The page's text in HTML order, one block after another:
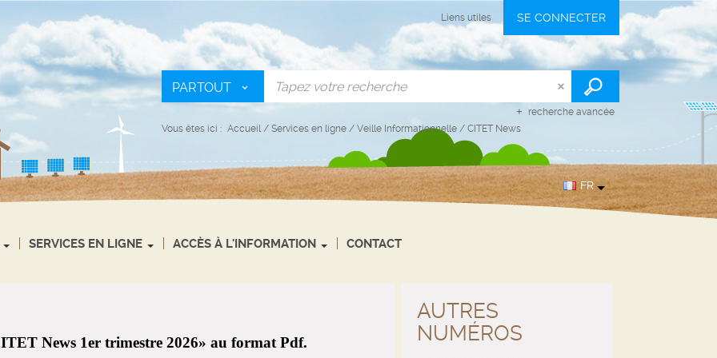
Liens utiles SE CONNECTER
PARTOUT
recherche avancée
Vous êtes ici : Accueil / Services en ligne / Veille Informationnelle / CITET News
FR
SERVICES EN LIGNE ACCÈS À L'INFORMATION CONTACT
AUTRES
NUMÉROS